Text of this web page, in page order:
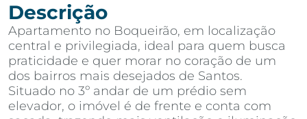
Descrição
Apartamento no Boqueirão, em localização
central e privilegiada, ideal para quem busca
praticidade e quer morar no coração de um
dos bairros mais desejados de Santos.
Situado no 3º andar de um prédio sem
elevador, o imóvel é de frente e conta com